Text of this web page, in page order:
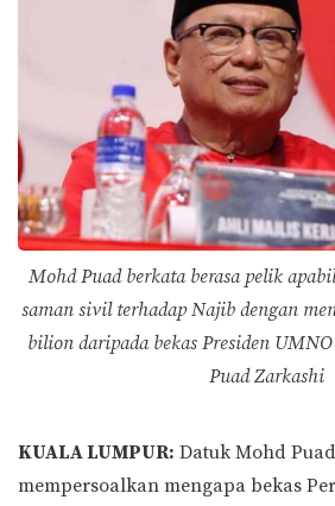
Mohd Puad berkata berasa pelik
saman sivil terhadap Najib dengan
bilion daripada bekas Presiden
Puad Zarkashi
KUALA LUMPUR: Datuk Mohd
mempersoalkan mengapa bekas